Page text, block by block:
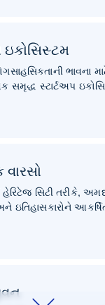
ઇકોસિસ્ટમ
ભાવના
સમૃદ્ધ સ્ટાર્ટઅપ
વારસો
સિટી તરીકે,
ઇતિહાસકારોને